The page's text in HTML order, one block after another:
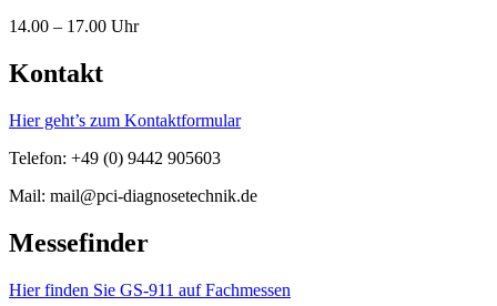
14.00 – 17.00 Uhr
Kontakt
Hier geht’s zum Kontaktformular
Telefon: +49 (0) 9442 905603
Mail: mail@pci-diagnosetechnik.de
Messefinder
Hier finden Sie GS-911 auf Fachmessen